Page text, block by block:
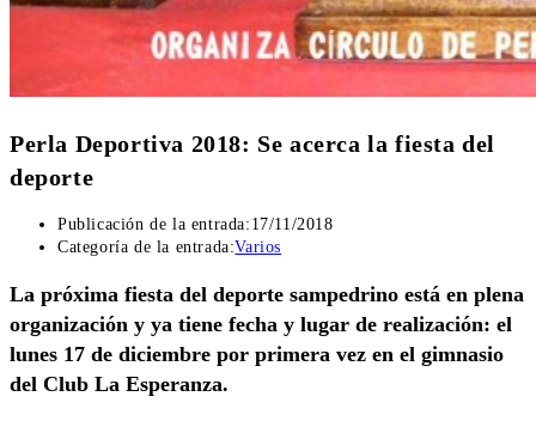
Perla Deportiva 2018: Se acerca la fiesta del
deporte
Publicación de la entrada: 17/11/2018
Categoría de la entrada:Varios
La próxima fiesta del deporte sampedrino está en plena
organización y ya tiene fecha y lugar de realización: el
lunes 17 de diciembre por primera vez en el gimnasio
del Club La Esperanza.